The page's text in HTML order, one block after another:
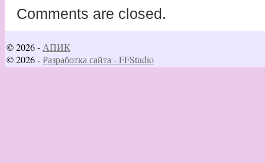
Comments are closed.
© 2026 -АПИК
© 2026 -Разработка сайта - FFStudio